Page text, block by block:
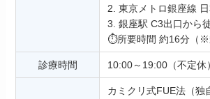
2. 東京メトロ銀座線
3. 銀座駅 C3出口から
⏱️所要時間 約16分（※
診療時間 10:00～19:00（不定休）
カミクリ式FUE法（独